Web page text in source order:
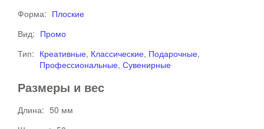
Форма: Плоские
Вид: Промо
Тип: Креативные, Классические, Подарочные,
Профессиональные, Сувенирные
Размеры и вес
Длина: 50 мм